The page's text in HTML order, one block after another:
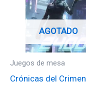
AGOTADO
Juegos de mesa
Crónicas del Crimen